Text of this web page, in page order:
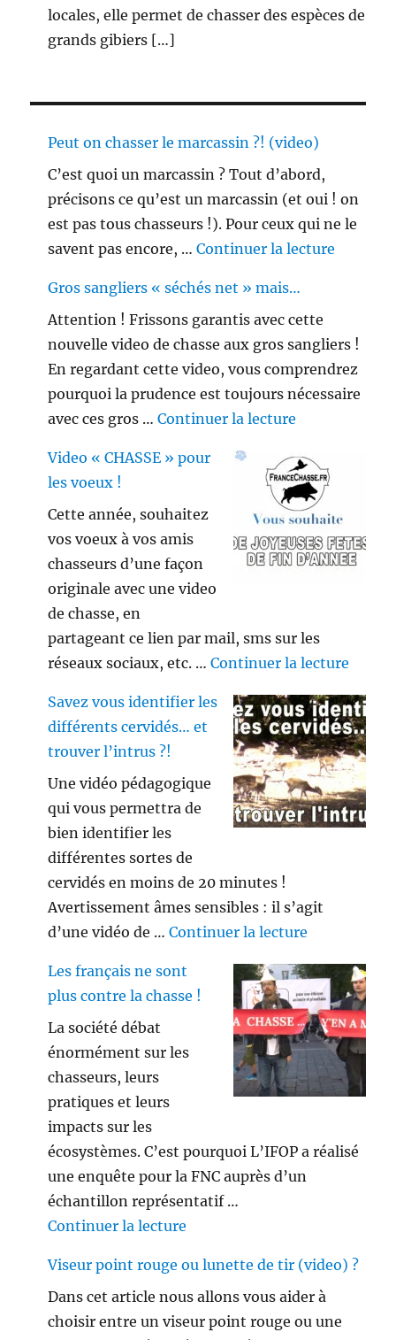
locales, elle permet de chasser des espèces de
grands gibiers […]
Peut on chasser le marcassin ?! (video)
C’est quoi un marcassin ? Tout d’abord,
précisons ce qu’est un marcassin (et oui ! on
est pas tous chasseurs !). Pour ceux qui ne le
savent pas encore, …Continuer la lecture
Gros sangliers « séchés net » mais…
Attention ! Frissons garantis avec cette
nouvelle video de chasse aux gros sangliers !
En regardant cette video, vous comprendrez
pourquoi la prudence est toujours nécessaire
avec ces gros …Continuer la lecture
Video « CHASSE » pour
les voeux !
Cette année, souhaitez
vos voeux à vos amis
chasseurs d’une façon
originale avec une video
de chasse, en
partageant ce lien par mail, sms sur les
réseaux sociaux, etc. …Continuer la lecture
Savez vous identifier les
différents cervidés… et
trouver l’intrus ?!
Une vidéo pédagogique
qui vous permettra de
bien identifier les
différentes sortes de
cervidés en moins de 20 minutes !
Avertissement âmes sensibles : il s’agit
d’une vidéo de …Continuer la lecture
Les français ne sont
plus contre la chasse !
La société débat
énormément sur les
chasseurs, leurs
pratiques et leurs
impacts sur les
écosystèmes. C’est pourquoi L’IFOP a réalisé
une enquête pour la FNC auprès d’un
échantillon représentatif …
Continuer la lecture
Viseur point rouge ou lunette de tir (video) ?
Dans cet article nous allons vous aider à
choisir entre un viseur point rouge ou une